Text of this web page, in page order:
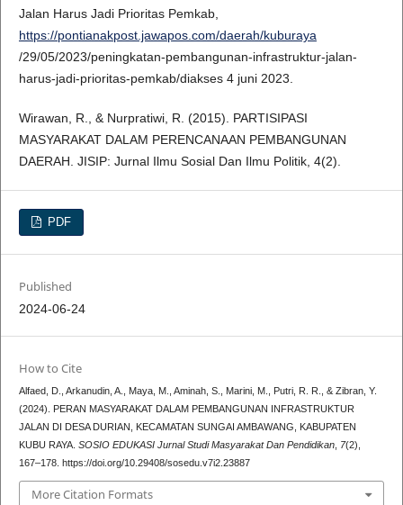
Jalan Harus Jadi Prioritas Pemkab,
https://pontianakpost.jawapos.com/daerah/kuburaya
/29/05/2023/peningkatan-pembangunan-infrastruktur-jalan-
harus-jadi-prioritas-pemkab/diakses 4 juni 2023.
Wirawan, R., & Nurpratiwi, R. (2015). PARTISIPASI
MASYARAKAT DALAM PERENCANAAN PEMBANGUNAN
DAERAH. JISIP: Jurnal Ilmu Sosial Dan Ilmu Politik, 4(2).
PDF
Published
2024-06-24
How to Cite
Alfaed, D., Arkanudin, A., Maya, M., Aminah, S., Marini, M., Putri, R. R., & Zibran, Y.
(2024). PERAN MASYARAKAT DALAM PEMBANGUNAN INFRASTRUKTUR
JALAN DI DESA DURIAN, KECAMATAN SUNGAI AMBAWANG, KABUPATEN
KUBU RAYA. SOSIO EDUKASI Jurnal Studi Masyarakat Dan Pendidikan, 7(2),
167–178. https://doi.org/10.29408/sosedu.v7i2.23887
More Citation Formats